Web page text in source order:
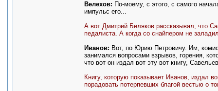
Велехов: По-моему, с этого, с самого
импульс его...
А вот Дмитрий Беляков рассказывал, что
педалиста. А когда со снайпером не
Иванов: Вот, по Юрию Петровичу. Им,
занимался вопросами взрывов, горения,
что вот он издал вот эту вот книгу,
Книгу, которую показывает Иванов, издал
порадовать потерпевших благой вестью о